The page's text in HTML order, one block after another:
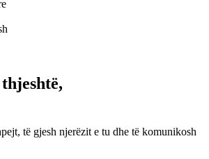
të gjesh njerëzit e tu dhe të komunikosh